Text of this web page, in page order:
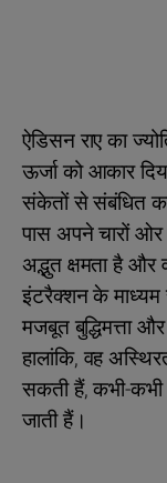
ऐडिसन राए का
ऊर्जा को आकार
संकेतों से संबंधित
पास अपने चारों
अद्भुत क्षमता है
इंटरैक्शन के
मजबूत बुद्धिमत्ता
हालांकि, वह
सकती हैं, कभी-कभी
जाती हैं।